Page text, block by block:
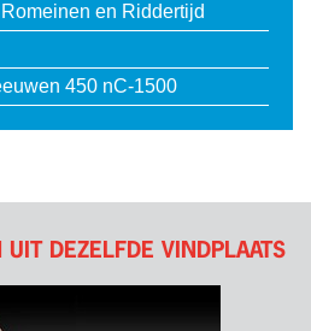
en Riddertijd
450 nC-1500
DEZELFDE VINDPLAATS